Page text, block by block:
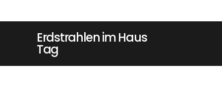
Erdstrahlen im Haus
Tag